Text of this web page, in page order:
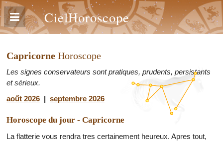
CielHoroscope
Capricorne Horoscope
Les signes conservateurs sont pratiques, prudents, persistants
et sérieux.
aoűt 2026 | septembre 2026
Horoscope du jour - Capricorne
La flatterie vous rendra tres certainement heureux. Apres tout,